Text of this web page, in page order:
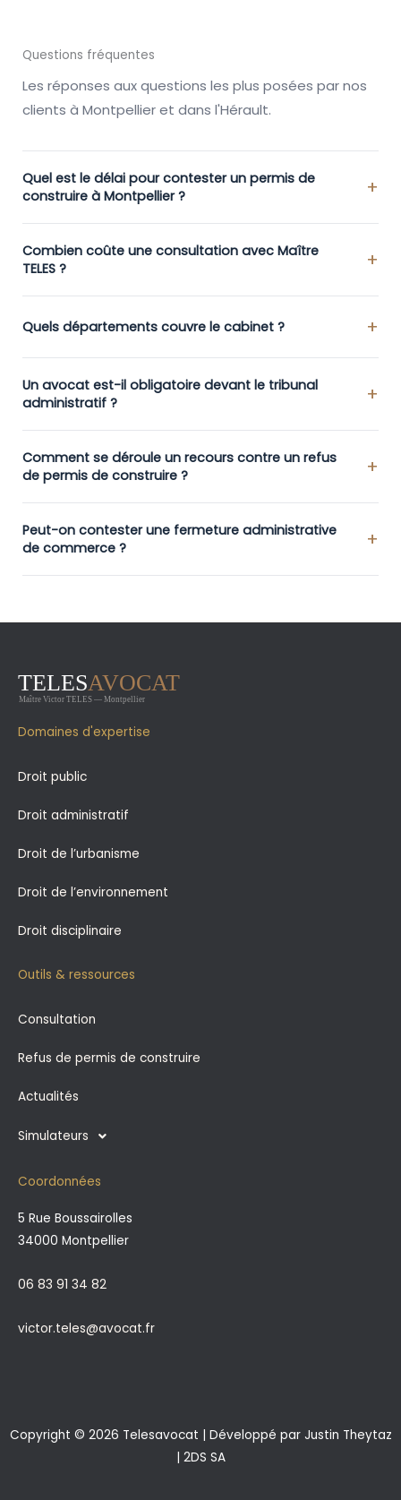
Questions fréquentes
Les réponses aux questions les plus posées par nos
clients à Montpellier et dans l'Hérault.
Quel est le délai pour contester un permis de
construire à Montpellier ?
Combien coûte une consultation avec Maître
TELES ?
Quels départements couvre le cabinet ?
Un avocat est-il obligatoire devant le tribunal
administratif ?
Comment se déroule un recours contre un refus
de permis de construire ?
Peut-on contester une fermeture administrative
de commerce ?
Domaines d'expertise
Droit public
Droit administratif
Droit de l’urbanisme
Droit de l’environnement
Droit disciplinaire
Outils & ressources
Consultation
Refus de permis de construire
Actualités
Simulateurs
Coordonnées
5 Rue Boussairolles
34000 Montpellier
06 83 91 34 82
victor.teles@avocat.fr
Copyright © 2026 Telesavocat | Développé par Justin Theytaz
| 2DS SA